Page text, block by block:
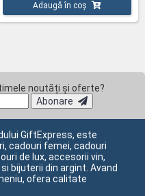
Adaugă în coș
noutăți și oferte?
Abonare
GiftExpress, este
cadouri femei, cadouri
de lux, accesorii vin,
bijuterii din argint. Avand
ofera calitate